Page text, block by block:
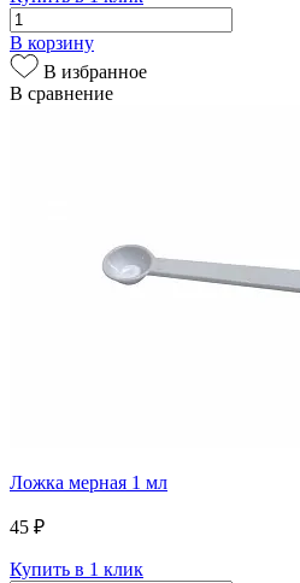
В корзину
В избранное
В сравнение
Ложка мерная 1 мл
45 ₽
Купить в 1 клик